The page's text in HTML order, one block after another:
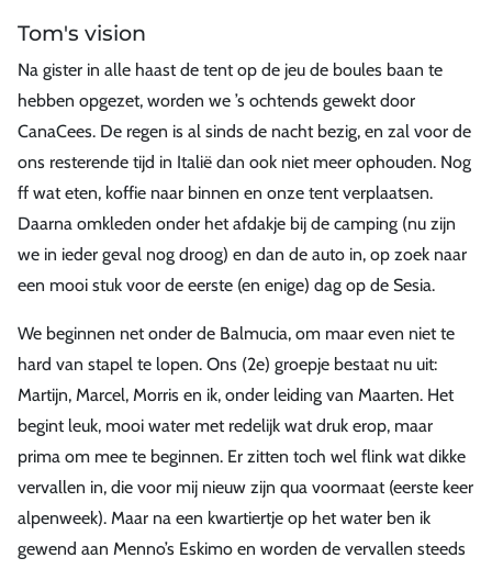
Tom's vision
Na gister in alle haast de tent op de jeu de boules baan te
hebben opgezet, worden we ’s ochtends gewekt door
CanaCees. De regen is al sinds de nacht bezig, en zal voor de
ons resterende tijd in Italië dan ook niet meer ophouden. Nog
ff wat eten, koffie naar binnen en onze tent verplaatsen.
Daarna omkleden onder het afdakje bij de camping (nu zijn
we in ieder geval nog droog) en dan de auto in, op zoek naar
een mooi stuk voor de eerste (en enige) dag op de Sesia.
We beginnen net onder de Balmucia, om maar even niet te
hard van stapel te lopen. Ons (2e) groepje bestaat nu uit:
Martijn, Marcel, Morris en ik, onder leiding van Maarten. Het
begint leuk, mooi water met redelijk wat druk erop, maar
prima om mee te beginnen. Er zitten toch wel flink wat dikke
vervallen in, die voor mij nieuw zijn qua voormaat (eerste keer
alpenweek). Maar na een kwartiertje op het water ben ik
gewend aan Menno’s Eskimo en worden de vervallen steeds